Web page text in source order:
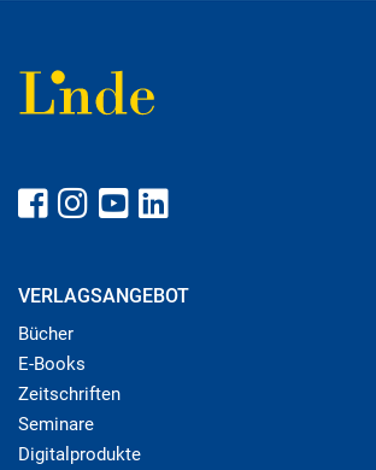
VERLAGSANGEBOT
Bücher
E-Books
Zeitschriften
Seminare
Digitalprodukte